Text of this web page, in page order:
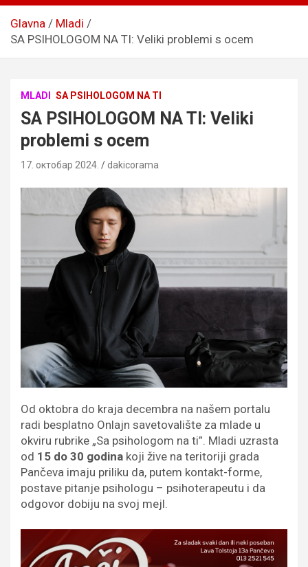
Glavna
Mladi
SA PSIHOLOGOM NA TI: Veliki problemi s ocem
MLADI SA PSIHOLOGOM NA TI
SA PSIHOLOGOM NA TI: Veliki
problemi s ocem
17. октобар 2024. dakicorama
Od oktobra do kraja decembra na našem portalu
radi besplatno Onlajn savetovalište za mlade u
okviru rubrike „Sa psihologom na ti”. Mladi uzrasta
od 15 do 30 godina koji žive na teritoriji grada
Pančeva imaju priliku da, putem kontakt-forme,
postave pitanje psihologu – psihoterapeutu i da
odgovor dobiju na svoj mejl.